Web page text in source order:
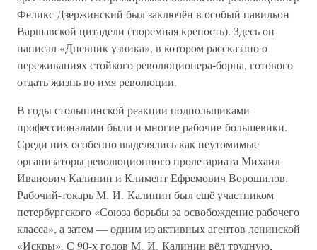
Феликс Дзержинский был заключён в особый павильон
Варшавской цитадели (тюремная крепость). Здесь он
написал «Дневник узника», в котором рассказано о
переживаниях стойкого революционера-борца, готового
отдать жизнь во имя революции.
В годы столыпинской реакции подпольщиками-
профессионалами были и многие рабочие-большевики.
Среди них особенно выделялись как неутомимые
организаторы революционного пролетариата Михаил
Иванович Калинин и Климент Ефремович Ворошилов.
Рабочий-токарь М. И. Калинин был ещё участником
петербургского «Союза борьбы за освобождение рабочего
класса», а затем — одним из активных агентов ленинской
«Искры». С 90-х годов М. И. Калинин вёл трудную,